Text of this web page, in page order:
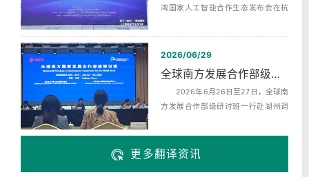
湾国家人工智能合作生态发布会在杭
了...
2026/06/29
全球南方发展合作部级研讨班赴湖州调研翻译服务
2026年6月26日至27日，全球南
方发展合作部级研讨班一行赴湖州调
罗、埃...
更多翻译资讯